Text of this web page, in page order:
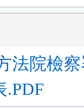
法院檢
.PDF